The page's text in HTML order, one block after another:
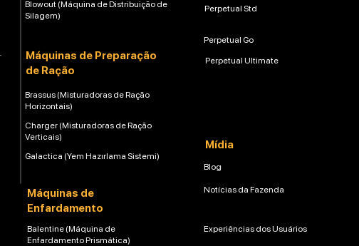
Blowout (Máquina de Distribuição de
Silagem)
Perpetual Std
Perpetual Go
Máquinas de Preparação
de Ração
Perpetual Ultimate
Brassus (Misturadoras de Ração
Horizontais)
Mídia
Charger (Misturadoras de Ração
Verticais)
Galactica (Yem Hazırlama Sistemi)
Máquinas de
Enfardamento
Blog
Notícias da Fazenda
Balentine (Máquina de
Enfardamento Prismática)
Experiências dos Usuários